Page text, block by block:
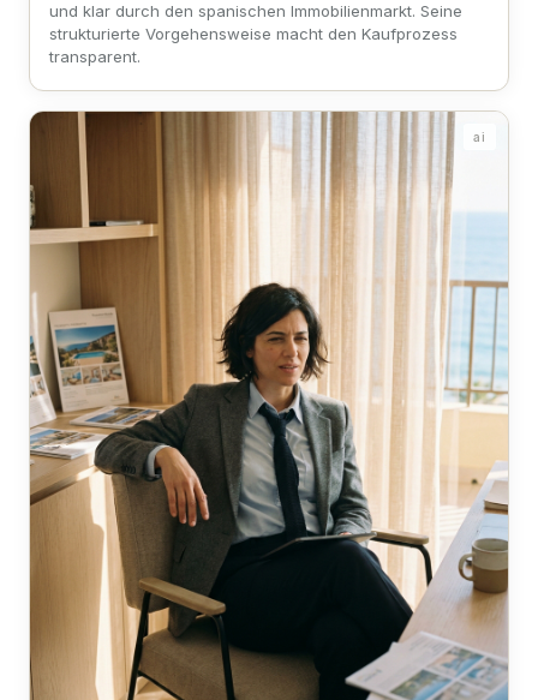
und klar durch den spanischen Immobilienmarkt. Seine
strukturierte Vorgehensweise macht den Kaufprozess
transparent.
ai